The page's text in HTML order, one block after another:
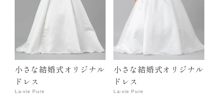
小さな結婚式オリジナル
ドレス
La-vie Pure
小さな結婚式オリジナル
ドレス
La-vie Pure